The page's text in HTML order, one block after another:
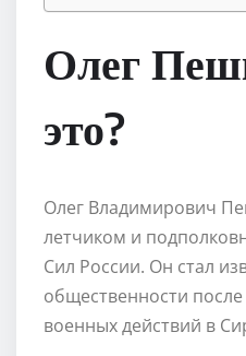
Олег
это?
Олег Владимирович
летчиком и
Сил России. Он стал
общественности
военных действий в